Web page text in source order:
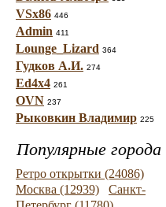
VSx86 446
Admin 411
Lounge_Lizard 364
Гудков А.И. 274
Ed4x4 261
OVN 237
Рыковкин Владимир 225
Популярные города
Ретро открытки (24086)
Москва (12939)
Санкт-